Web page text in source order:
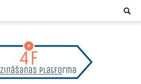
Search